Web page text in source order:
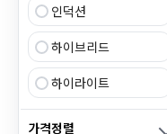
인덕션
하이브리드
하이라이트
가격정렬